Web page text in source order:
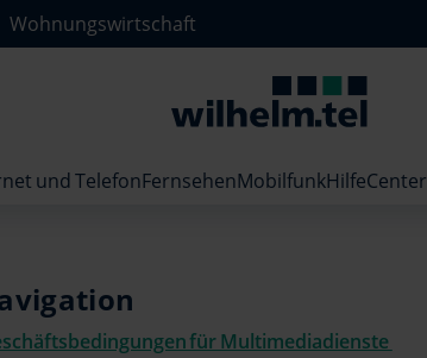
Wohnungswirtschaft
und TelefonFernsehenMobilfunkHilfeCenter
für Multimediadienste